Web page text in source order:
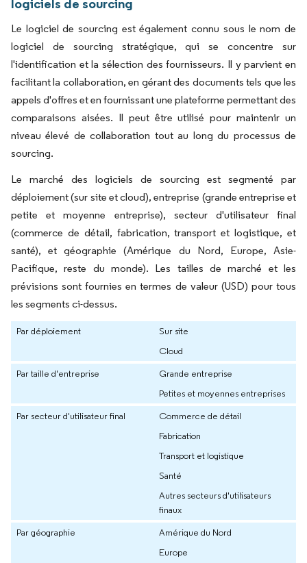
logiciels de sourcing
Le logiciel de sourcing est également connu sous le nom de
logiciel de sourcing stratégique, qui se concentre sur
l'identification et la sélection des fournisseurs. Il y parvient en
facilitant la collaboration, en gérant des documents tels que les
appels d'offres et en fournissant une plateforme permettant des
comparaisons aisées. Il peut être utilisé pour maintenir un
niveau élevé de collaboration tout au long du processus de
sourcing.
Le marché des logiciels de sourcing est segmenté par
déploiement (sur site et cloud), entreprise (grande entreprise et
petite et moyenne entreprise), secteur d'utilisateur final
(commerce de détail, fabrication, transport et logistique, et
santé), et géographie (Amérique du Nord, Europe, Asie-
Pacifique, reste du monde). Les tailles de marché et les
prévisions sont fournies en termes de valeur (USD) pour tous
les segments ci-dessus.
Par déploiement
Sur site
Cloud
Par taille d'entreprise
Grande entreprise
Petites et moyennes entreprises
Par secteur d'utilisateur final
Commerce de détail
Fabrication
Transport et logistique
Santé
Autres secteurs d'utilisateurs
finaux
Par géographie
Amérique du Nord
Europe